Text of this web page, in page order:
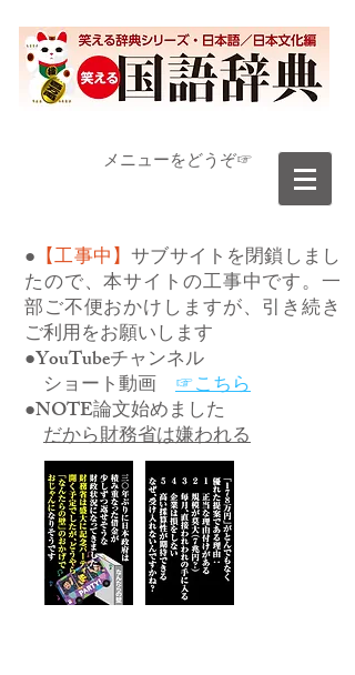
​メニューをどうぞ☞
● 【工事中】サブサイトを閉鎖しまし
たので、本サイトの工事中です。一
部ご不便おかけしますが、引き続き
ご利用をお願いします
●YouTubeチャンネル
ショート動画 ☞こちら
●NOTE論文始めました
だから財務省は嫌われる